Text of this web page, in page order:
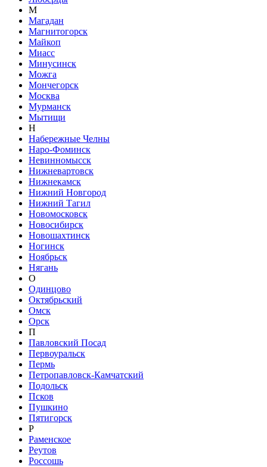
М
Магадан
Магнитогорск
Майкоп
Миасс
Минусинск
Можга
Мончегорск
Москва
Мурманск
Мытищи
Н
Набережные Челны
Наро-Фоминск
Невинномысск
Нижневартовск
Нижнекамск
Нижний Новгород
Нижний Тагил
Новомосковск
Новосибирск
Новошахтинск
Ногинск
Ноябрьск
Нягань
О
Одинцово
Октябрьский
Омск
Орск
П
Павловский Посад
Первоуральск
Пермь
Петропавловск-Камчатский
Подольск
Псков
Пушкино
Пятигорск
Р
Раменское
Реутов
Россошь